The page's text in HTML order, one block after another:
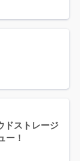
ドストレージ
ー！